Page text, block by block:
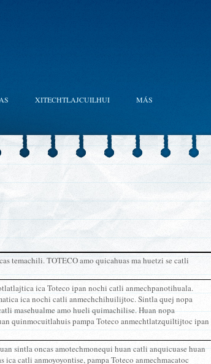
XITECHTLAJCUILHUI MÁS
temachili. TOTECO amo quicahuas ma huetzi se catli
ica Toteco ipan nochi catli anmechpanotihuala.
ica nochi catli anmechchihuilijtoc. Sintla quej nopa
masehualme amo hueli quimachilise. Huan nopa
quinmocuitlahuis pampa Toteco anmechtlatzquiltijtoc ipan
sintla oncas amotechmonequi huan catli anquicuase huan
catli anmoyoyontise, pampa Toteco anmechmacatoc